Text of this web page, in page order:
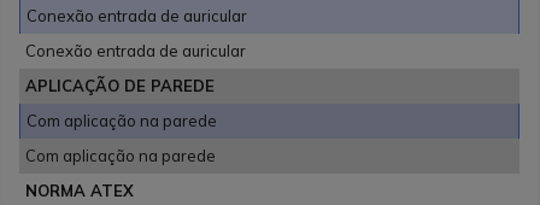
Conexão entrada de auricular
Conexão entrada de auricular
APLICAÇÃO DE PAREDE
Com aplicação na parede
Com aplicação na parede
NORMA ATEX